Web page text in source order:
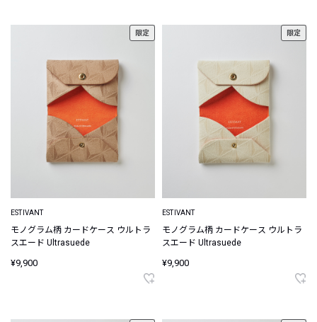
限定
ESTIVANT
モノグラム柄 カードケース ウルトラ
スエード Ultrasuede
¥9,900
限定
ESTIVANT
モノグラム柄 カードケース ウルトラ
スエード Ultrasuede
¥9,900